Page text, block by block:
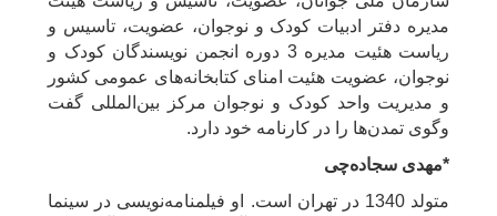
مدیره دفتر ادبیات کودک و نوجوان، عضویت، تاسیس و
ریاست هئیت مدیره 3 دوره انجمن نویسندگان کودک و
نوجوان، عضویت هئیت امنای کتابخانه‌های عمومی کشور
و مدیریت واحد کودک و نوجوان مرکز بین‌المللی گفت‌
وگوی تمدن‌ها را در کارنامه خود دارد.
*مهدی سجاده‌چی
متولد 1340 در تهران است. او فیلمنامه‌نویسی در سینما